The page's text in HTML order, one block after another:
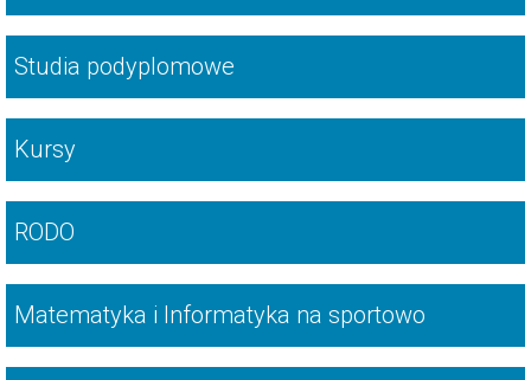
Studia podyplomowe
Kursy
RODO
Matematyka i Informatyka na sportowo